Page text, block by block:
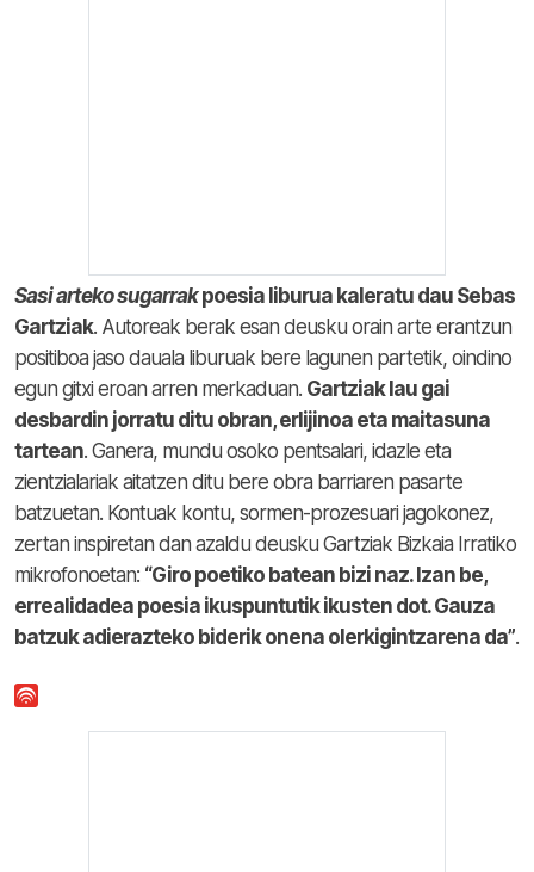
Sasi arteko sugarrakpoesia liburua kaleratu dau Sebas
Gartziak. Autoreak berak esan deusku orain arte erantzun
positiboa jaso dauala liburuak bere lagunen partetik, oindino
egun gitxi eroan arren merkaduan. Gartziak lau gai
desbardin jorratu ditu obran, erlijinoa eta maitasuna
tartean. Ganera, mundu osoko pentsalari, idazle eta
zientzialariak aitatzen ditu bere obra barriaren pasarte
batzuetan. Kontuak kontu, sormen-prozesuari jagokonez,
zertan inspiretan dan azaldu deusku Gartziak Bizkaia Irratiko
mikrofonoetan: “Giro poetiko batean bizi naz. Izan be,
errealidadea poesia ikuspuntutik ikusten dot. Gauza
batzuk adierazteko biderik onena olerkigintzarena da”.